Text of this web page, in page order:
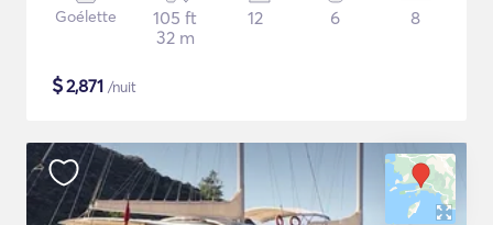
Goélette
105 ft
32 m
12 6 8
$2,871 /nuit